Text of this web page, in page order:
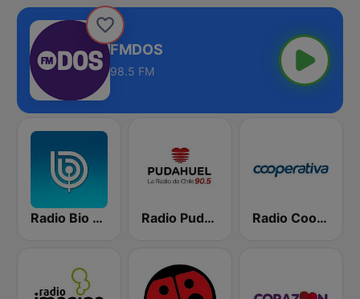
FMDOS
98.5 FM
Radio Bio Bio Santiago Radio Pudahuel Radio Cooperativa